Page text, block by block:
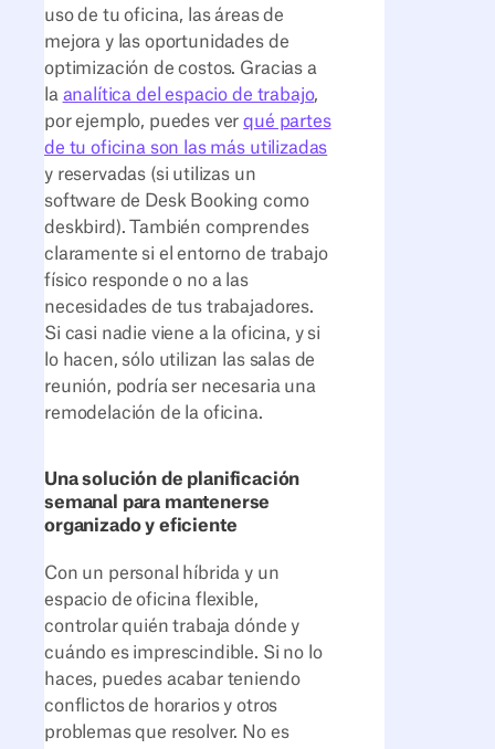
uso de tu oficina, las áreas de
mejora y las oportunidades de
optimización de costos. Gracias a
la analítica del espacio de trabajo,
por ejemplo, puedes verqué partes
de tu oficina son las más utilizadas
y reservadas (si utilizas un
software de Desk Booking como
deskbird). También comprendes
claramente si el entorno de trabajo
físico responde o no a las
necesidades de tus trabajadores.
Si casi nadie viene a la oficina, y si
lo hacen, sólo utilizan las salas de
reunión, podría ser necesaria una
remodelación de la oficina.
Una solución de planificación
semanal para mantenerse
organizado y eficiente
Con un personal híbrida y un
espacio de oficina flexible,
controlar quién trabaja dónde y
cuándo es imprescindible. Si no lo
haces, puedes acabar teniendo
conflictos de horarios y otros
problemas que resolver. No es